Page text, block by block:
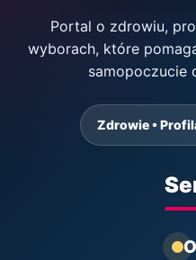
Portal o zdrowiu,
wyborach, które
samopoczucie
Zdrowie •